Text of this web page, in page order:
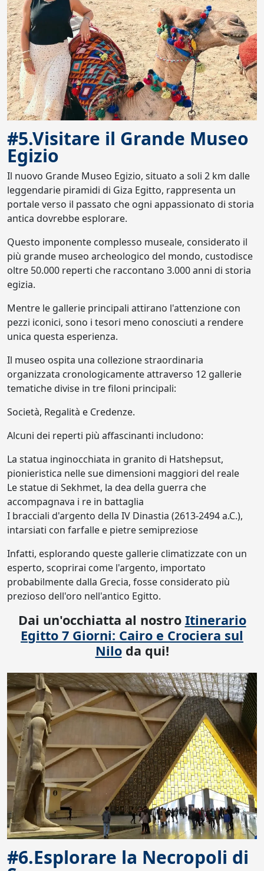
#5.Visitare il Grande Museo
Egizio
Il nuovo Grande Museo Egizio, situato a soli 2 km dalle
leggendarie piramidi di Giza Egitto, rappresenta un
portale verso il passato che ogni appassionato di storia
antica dovrebbe esplorare.
Questo imponente complesso museale, considerato il
più grande museo archeologico del mondo, custodisce
oltre 50.000 reperti che raccontano 3.000 anni di storia
egizia.
Mentre le gallerie principali attirano l'attenzione con
pezzi iconici, sono i tesori meno conosciuti a rendere
unica questa esperienza.
Il museo ospita una collezione straordinaria
organizzata cronologicamente attraverso 12 gallerie
tematiche divise in tre filoni principali:
Società, Regalità e Credenze.
Alcuni dei reperti più affascinanti includono:
La statua inginocchiata in granito di Hatshepsut,
pionieristica nelle sue dimensioni maggiori del reale
Le statue di Sekhmet, la dea della guerra che
accompagnava i re in battaglia
I bracciali d'argento della IV Dinastia (2613-2494 a.C.),
intarsiati con farfalle e pietre semipreziose
Infatti, esplorando queste gallerie climatizzate con un
esperto, scoprirai come l'argento, importato
probabilmente dalla Grecia, fosse considerato più
prezioso dell'oro nell'antico Egitto.
Dai un'occhiatta al nostro Itinerario
Egitto 7 Giorni: Cairo e Crociera sul
Niloda qui!
#6.Esplorare la Necropoli di